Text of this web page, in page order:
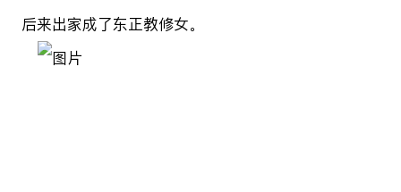
后来出家成了东正教修女。